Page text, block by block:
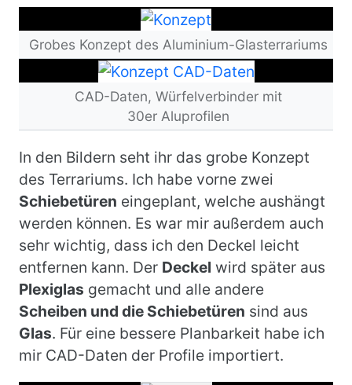
Grobes Konzept des Aluminium-Glasterrariums
CAD-Daten, Würfelverbinder mit
30er Aluprofilen
In den Bildern seht ihr das grobe Konzept
des Terrariums. Ich habe vorne zwei
Schiebetüren eingeplant, welche aushängt
werden können. Es war mir außerdem auch
sehr wichtig, dass ich den Deckel leicht
entfernen kann. Der Deckel wird später aus
Plexiglas gemacht und alle andere
Scheiben und die Schiebetüren sind aus
Glas. Für eine bessere Planbarkeit habe ich
mir CAD-Daten der Profile importiert.